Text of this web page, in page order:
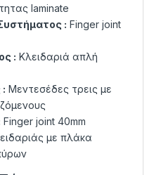
laminate
: Finger joint
: Κλειδαριά απλή
: Μεντεσέδες τρεις με
Finger joint 40mm
με πλάκα